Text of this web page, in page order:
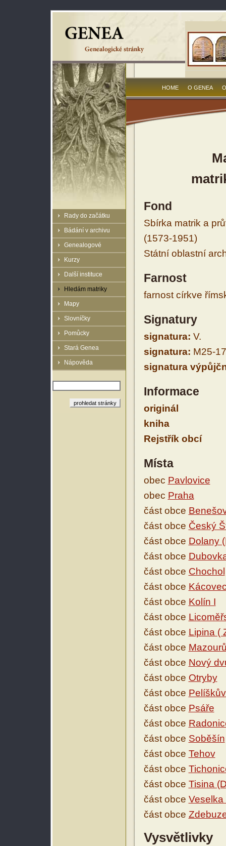
Rady do začátku
Bádání v archivu
Genealogové
Kurzy
Další instituce
Hledám matriky
Mapy
Slovníčky
Pomůcky
Stará Genea
Nápověda
HOME O GENEA
Fond
Sbírka matrik a
(1573-1951)
Státní oblastní
Farnost
farnost církve
Signatury
signatura: V.
signatura: M25-
signatura
Informace
originál
kniha
Rejstřík obcí
Místa
obec Pavlovice
obec Praha
část obce
část obce Český
část obce Dolany
část obce
část obce Chochol
část obce
část obce Kolín I
část obce
část obce Lipina (
část obce
část obce Nový
část obce Otryby
část obce
část obce Psáře
část obce
část obce Soběšín
část obce Tehov
část obce
část obce Tisina
část obce Veselka
část obce
Vysvětlivky